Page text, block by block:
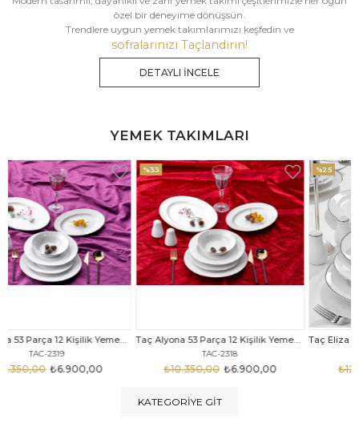
özel bir deneyime dönüşsün.
Trendlere uygun yemek takımlarımızı keşfedin ve
sofralarınızı Taçlandırın!
DETAYLI İNCELE
YEMEK TAKIMLARI
Taç Alyona 53 Parça 12 Kişilik Yemek Takımı Gold
₺6.900,00
₺10.350,00
%33
Taç Eliza Alyona 53 Parça 12 Kişilik Yemek Takımı Platin
₺9.499,00
₺12.669,00
%25
KATEGORIYE GIT